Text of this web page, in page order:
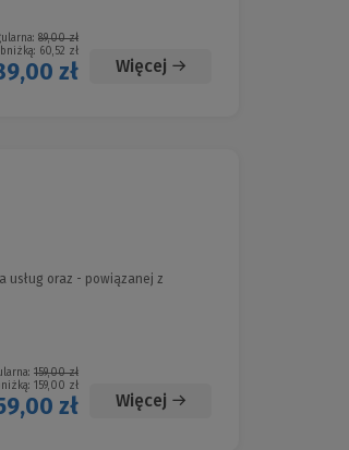
89,00 zł
60,52 zł
zł Więcej
usług oraz - powiązanej z
159,00 zł
159,00 zł
zł Więcej